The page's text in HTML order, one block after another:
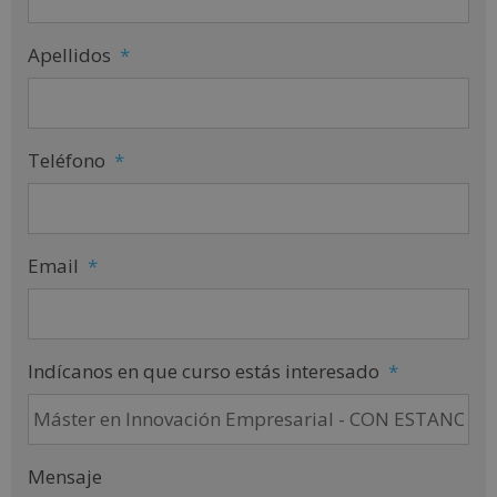
Apellidos *
Teléfono *
Email *
Indícanos en que curso estás interesado *
Mensaje